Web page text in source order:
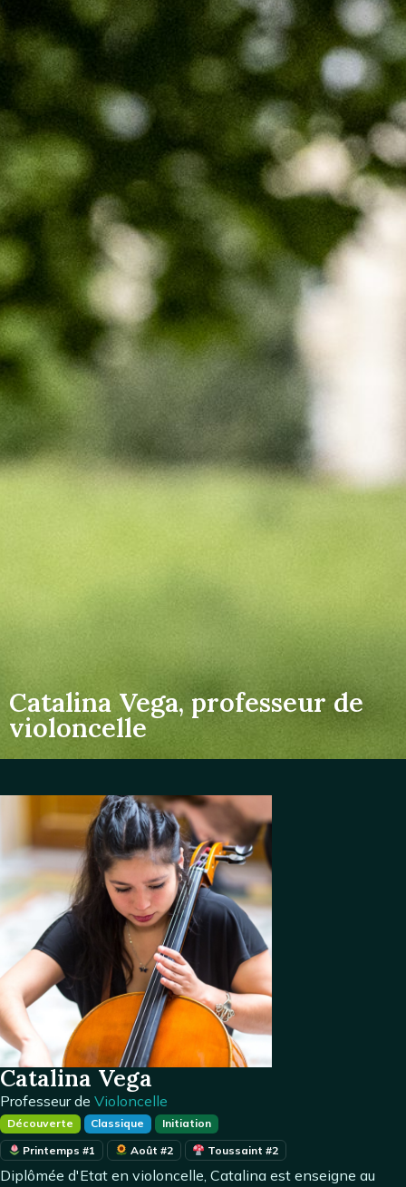
Catalina Vega, professeur de
violoncelle
Catalina Vega
Professeur de Violoncelle
Découverte Classique
Initiation
Printemps #1
Août #2 Toussaint #2
Diplômée d'Etat en violoncelle, Catalina est enseigne au